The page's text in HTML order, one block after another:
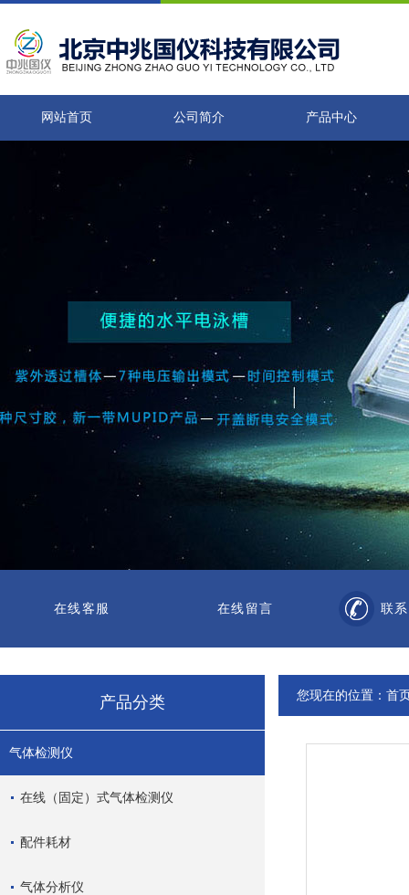
网站首页 公司简介 产品中心
在线客服 在线留言 联
产品分类
气体检测仪
在线（固定）式气体检测仪
配件耗材
气体分析仪
您现在的位置： 首